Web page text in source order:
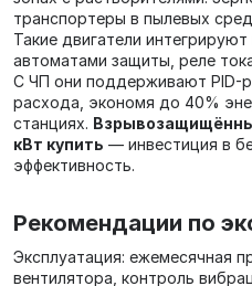
транспортеры в пылевых
Такие двигатели
автоматами защиты, реле
С ЧП они поддерживают PID-
расхода, экономя до 40%
станциях.
кВт купить — инвестиция в
эффективность.
Рекомендации по
Эксплуатация: ежемесячная
вентилятора, контроль